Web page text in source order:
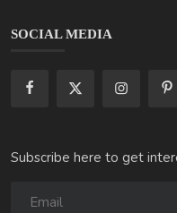
SOCIAL MEDIA
Subscribe here to get